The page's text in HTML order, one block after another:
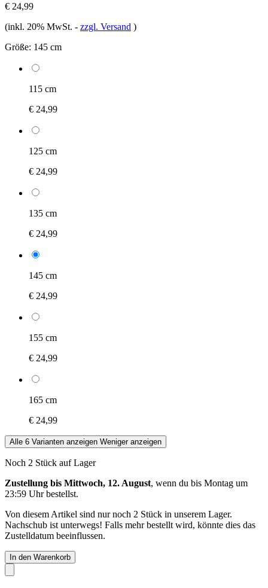
€ 24,99
(inkl. 20% MwSt. - zzgl. Versand )
Größe: 145 cm
115 cm
€ 24,99
125 cm
€ 24,99
135 cm
€ 24,99
145 cm
€ 24,99
155 cm
€ 24,99
165 cm
€ 24,99
Alle 6 Varianten anzeigen Weniger anzeigen
Noch 2 Stück auf Lager
Zustellung bis Mittwoch, 12. August, wenn du bis Montag um
23:59 Uhrbestellst.
Von diesem Artikel sind nur noch 2 Stück in unserem Lager.
Nachschub ist unterwegs! Falls mehr bestellt wird, könnte dies das
Zustelldatum beeinflussen.
In den Warenkorb